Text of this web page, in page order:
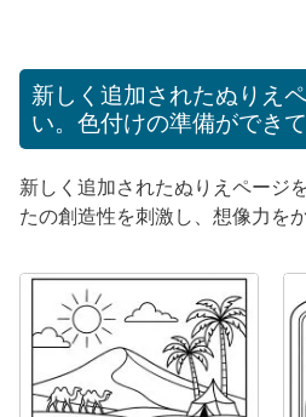
新しく追加されたぬりえ
い。色付けの準備ができ
新しく追加されたぬりえページ
たの創造性を刺激し、想像力を